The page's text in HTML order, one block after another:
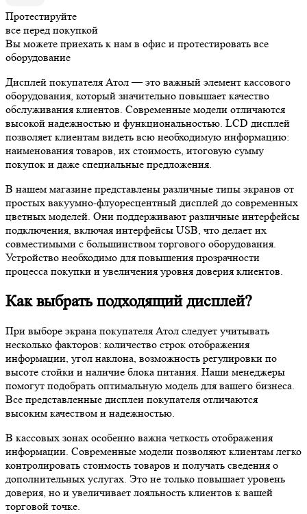
Протестируйте
все перед покупкой
Вы можете приехать к нам в офис и протестировать все
оборудование
Дисплей покупателя Атол — это важный элемент кассового
оборудования, который значительно повышает качество
обслуживания клиентов. Современные модели отличаются
высокой надежностью и функциональностью. LCD дисплей
позволяет клиентам видеть всю необходимую информацию:
наименования товаров, их стоимость, итоговую сумму
покупок и даже специальные предложения.
В нашем магазине представлены различные типы экранов от
простых вакуумно-флуоресцентный дисплей до современных
цветных моделей. Они поддерживают различные интерфейсы
подключения, включая интерфейсы USB, что делает их
совместимыми с большинством торгового оборудования.
Устройство необходимо для повышения прозрачности
процесса покупки и увеличения уровня доверия клиентов.
Как выбрать подходящий дисплей?
При выборе экрана покупателя Атол следует учитывать
несколько факторов: количество строк отображения
информации, угол наклона, возможность регулировки по
высоте стойки и наличие блока питания. Наши менеджеры
помогут подобрать оптимальную модель для вашего бизнеса.
Все представленные дисплеи покупателя отличаются
высоким качеством и надежностью.
В кассовых зонах особенно важна четкость отображения
информации. Современные модели позволяют клиентам легко
контролировать стоимость товаров и получать сведения о
дополнительных услугах. Это не только повышает уровень
доверия, но и увеличивает лояльность клиентов к вашей
торговой точке.